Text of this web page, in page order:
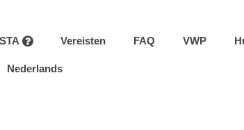
Vereisten FAQ VWP
Nederlands